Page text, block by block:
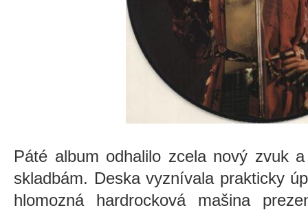
Páté album odhalilo zcela nový zvuk
skladbám. Deska vyznívala prakticky
hlomozná hardrocková mašina